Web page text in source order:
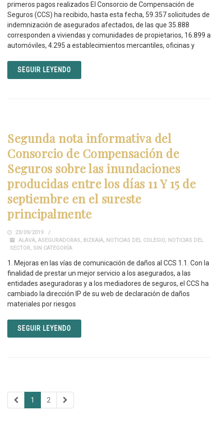
primeros pagos realizados El Consorcio de Compensación de
Seguros (CCS) ha recibido, hasta esta fecha, 59.357 solicitudes de
indemnización de asegurados afectados, de las que 35.888
corresponden a viviendas y comunidades de propietarios, 16.899 a
automóviles, 4.295 a establecimientos mercantiles, oficinas y
SEGUIR LEYENDO
Segunda nota informativa del
Consorcio de Compensación de
Seguros sobre las inundaciones
producidas entre los días 11 Y 15 de
septiembre en el sureste
principalmente
23/09/2019
ALAVA, ASEGURADORAS, BIZKAIA, NOTICIAS DEL COLEGIO, NOTICIAS DEL
SECTOR, SIN CATEGORÍA
1. Mejoras en las vías de comunicación de daños al CCS 1.1. Con la
finalidad de prestar un mejor servicio a los asegurados, a las
entidades aseguradoras y a los mediadores de seguros, el CCS ha
cambiado la dirección IP de su web de declaración de daños
materiales por riesgos
SEGUIR LEYENDO
1 2